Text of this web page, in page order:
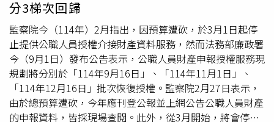
華（Unilever）旗下的Pepsodent以次之，達伯則以17%緊
追在後。對於擁有14億人口的印度而言，牙膏市場不僅龐
大，而且隨著亞馬遜等電商平台的滲透，美國品牌早已深入
二、三線城市。若抵制運動持續發酵，對美企恐形成不小壓
力。不只達伯，其他印度企業也迅速加入戰局。乳品巨頭安
穆（Amul）在社群平台發布動畫廣告，吉祥物一手持國
旗、一手拿奶油，呼籲支持「印度製造」。曾在Yahoo與
Gmail普及前一度盛行的本土電子郵件服務商Rediff，則在
分3梯次回歸
監察院今（114年）2月指出，因預算遭砍，於3月1日起停
止提供公職人員授權介接財產資料服務，然而法務部廉政署
今（9月1日）發布公告表示，公職人員財產申報授權服務現
規劃將分別於「114年9月16日」、「114年11月1日」、
「114年12月16日」批次恢復授權。監察院2月27日表示，
由於總預算遭砍，今年應刊登公報並上網公告公職人員財產
的申報資料，皆採現場查閱。此外，從3月開始，將會停止